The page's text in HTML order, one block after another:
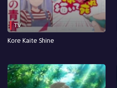
TV
Kore Kaite Shine